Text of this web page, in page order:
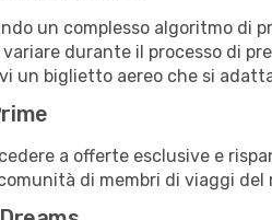
un complesso algoritmo di
durante il processo di
un biglietto aereo che si
a offerte esclusive e
di membri di viaggi